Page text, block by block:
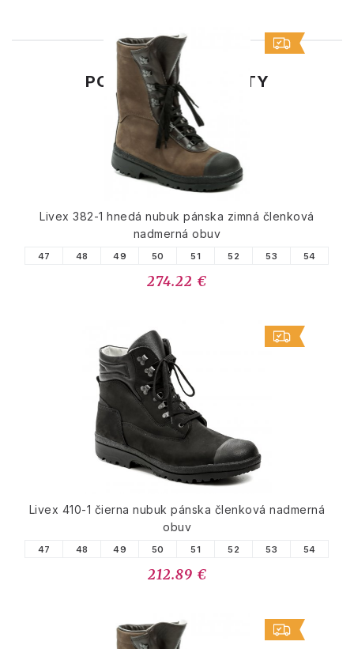
PODOBNÉ PRODUKTY
Livex 382-1 hnedá nubuk pánska zimná členková
nadmerná obuv
47 48 49 50 51 52 53 54
274.22 €
Livex 410-1 čierna nubuk pánska členková nadmerná
obuv
47 48 49 50 51 52 53 54
212.89 €